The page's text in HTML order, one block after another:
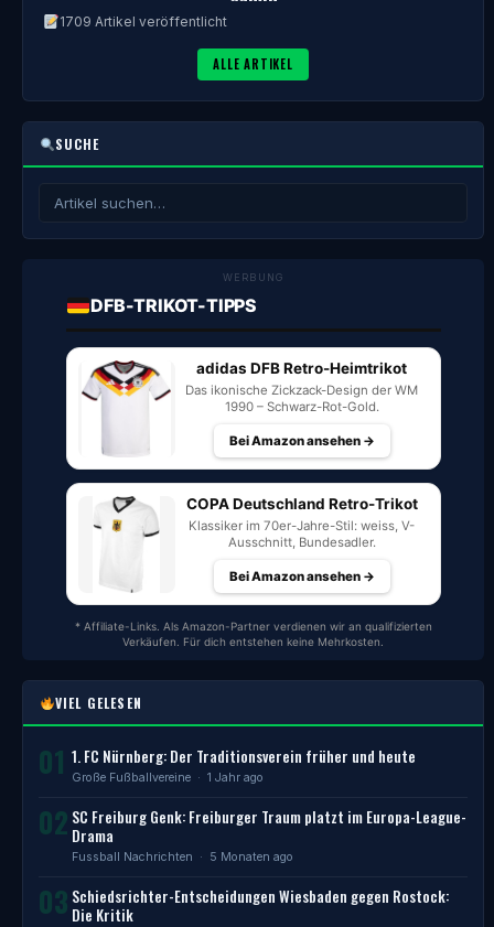
1709 Artikel veröffentlicht
ALLE ARTIKEL
SUCHE
WERBUNG
DFB-TRIKOT-TIPPS
adidas DFB Retro-Heimtrikot
Das ikonische Zickzack-Design der WM
1990 – Schwarz-Rot-Gold.
Bei Amazon ansehen →
COPA Deutschland Retro-Trikot
Klassiker im 70er-Jahre-Stil: weiss, V-
Ausschnitt, Bundesadler.
Bei Amazon ansehen →
* Affiliate-Links. Als Amazon-Partner verdienen wir an qualifizierten
Verkäufen. Für dich entstehen keine Mehrkosten.
VIEL GELESEN
01 1. FC Nürnberg: Der Traditionsverein früher und heute
Große Fußballvereine · 1 Jahr ago
02 SC Freiburg Genk: Freiburger Traum platzt im Europa-League-
Drama
Fussball Nachrichten · 5 Monaten ago
03 Schiedsrichter-Entscheidungen Wiesbaden gegen Rostock:
Die Kritik